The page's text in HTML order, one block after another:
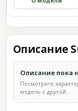
Описание
Описание пока
Посмотрите
модель с другой.